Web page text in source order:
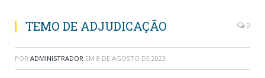
TEMO DE ADJUDICAÇÃO 0
POR ADMINISTRADOR EM 8 DE AGOSTO DE 2023